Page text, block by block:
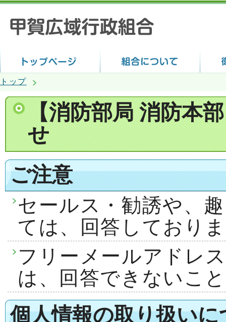
トップ
【消防部局 消防本
せ
ご注意
セールス・勧誘や、
ては、回答しており
フリーメールアドレ
は、回答できないこ
個人情報の取り扱いに